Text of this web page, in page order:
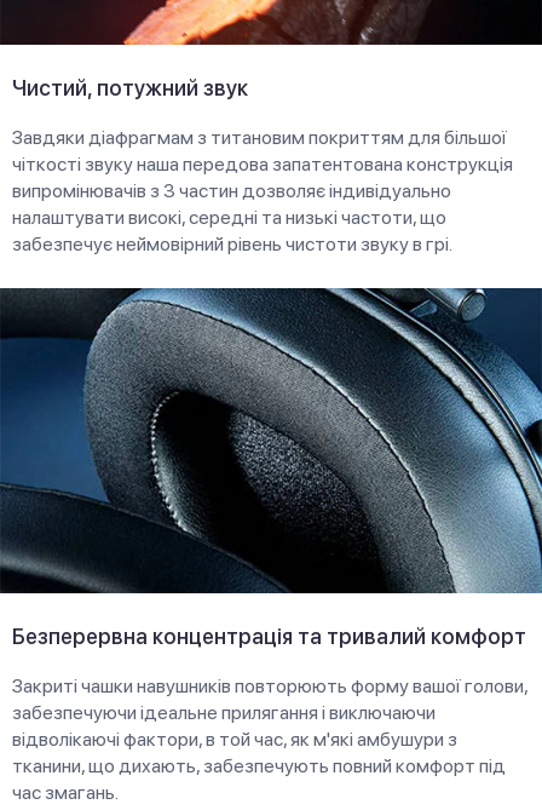
Чистий, потужний звук
Завдяки діафрагмам з титановим покриттям для більшої
чіткості звуку наша передова запатентована конструкція
випромінювачів з 3 частин дозволяє індивідуально
налаштувати високі, середні та низькі частоти, що
забезпечує неймовірний рівень чистоти звуку в грі.
Безперервна концентрація та тривалий комфорт
Закриті чашки навушників повторюють форму вашої голови,
забезпечуючи ідеальне прилягання і виключаючи
відволікаючі фактори, в той час, як м'які амбушури з
тканини, що дихають, забезпечують повний комфорт під
час змагань.